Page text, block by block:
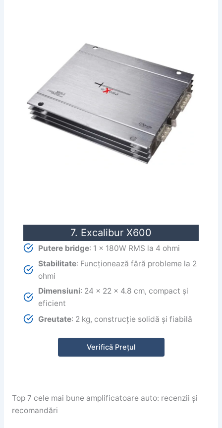
7. Excalibur X600
Putere bridge: 1 x 180W RMS la 4 ohmi
Stabilitate: Funcționează fără probleme la 2
ohmi
Dimensiuni: 24 x 22 x 4.8 cm, compact și
eficient
Greutate: 2 kg, construcție solidă și fiabilă
Verifică Prețul
Top 7 cele mai bune amplificatoare auto: recenzii și
recomandări